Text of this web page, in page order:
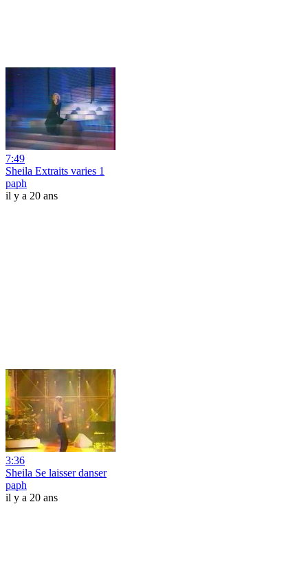
7:49
Sheila Extraits varies 1
paph
il y a 20 ans
3:36
Sheila Se laisser danser
paph
il y a 20 ans